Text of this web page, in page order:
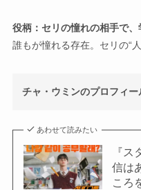
役柄：セリの憧れの相手で
誰もが憧れる存在。セリの“
チャ・ウミンのプロフィ
あわせて読みたい
『
信は
ころ